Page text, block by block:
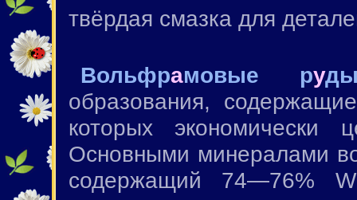
твёрдая смазка для
Вольфрамовые ру
образования,
которых экономически
Основными минералами
содержащий 74—76%